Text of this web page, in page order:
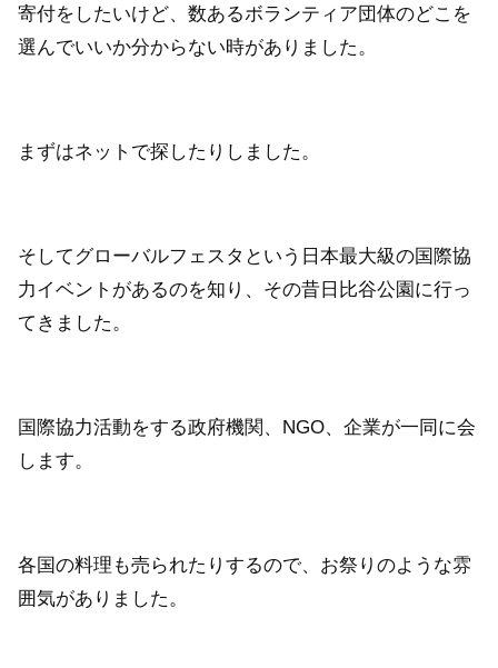
寄付をしたいけど、数あるボランティア団体のどこを
選んでいいか分からない時がありました。
まずはネットで探したりしました。
そしてグローバルフェスタという日本最大級の国際協
力イベントがあるのを知り、その昔日比谷公園に行っ
てきました。
国際協力活動をする政府機関、NGO、企業が一同に会
します。
各国の料理も売られたりするので、お祭りのような雰
囲気がありました。